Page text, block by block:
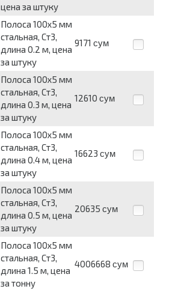
цена за штуку
Полоса 100x5 мм
стальная, Ст3,
длина 0.2 м, цена
за штуку
9171 сум
Полоса 100x5 мм
стальная, Ст3,
длина 0.3 м, цена
за штуку
12610 сум
Полоса 100x5 мм
стальная, Ст3,
длина 0.4 м, цена
за штуку
16623 сум
Полоса 100x5 мм
стальная, Ст3,
длина 0.5 м, цена
за штуку
20635 сум
Полоса 100x5 мм
стальная, Ст3,
длина 1.5 м, цена
за тонну
4006668 сум